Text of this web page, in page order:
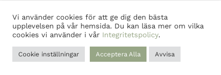
© Blomman Interiör & Design, 556637-4970, 2026 |
Integritetspolicy| Producerad av CoreIT.
Vi använder cookies för att ge dig den bästa
upplevelsen på vår hemsida. Du kan läsa mer om vilka
cookies vi använder i vår Integritetspolicy.
Cookie inställningar Acceptera Alla Avvisa